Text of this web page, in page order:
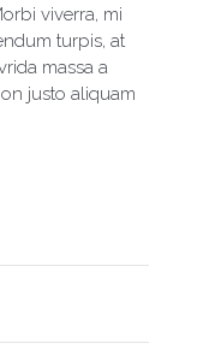
viverra, mi
turpis, at
massa a
justo aliquam